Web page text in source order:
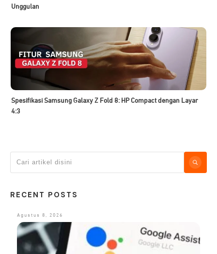
Unggulan
Spesifikasi Samsung Galaxy Z Fold 8: HP Compact dengan Layar
4:3
RECENT POSTS
Agustus 8, 2026